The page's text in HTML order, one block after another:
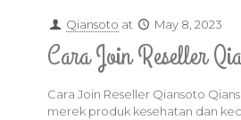
Qiansoto at May 8, 2023
Cara Join Reseller
Cara Join Reseller Qiansoto
merek produk kesehatan dan